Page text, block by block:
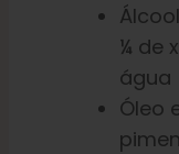
¼ de
água
Óleo